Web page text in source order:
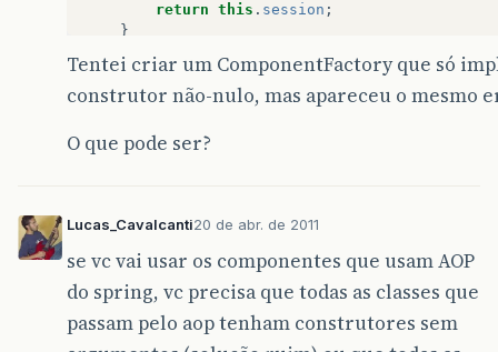
return this . session ;
}
@PreDestroy
public
void close()
this .session
}
Tentei criar um ComponentFactory que só
construtor não-nulo, mas apareceu o mesmo
O que pode ser?
Lucas_Cavalcanti20 de abr. de 2011
se vc vai usar os componentes que usam AOP
do spring, vc precisa que todas as classes que
passam pelo aop tenham construtores sem